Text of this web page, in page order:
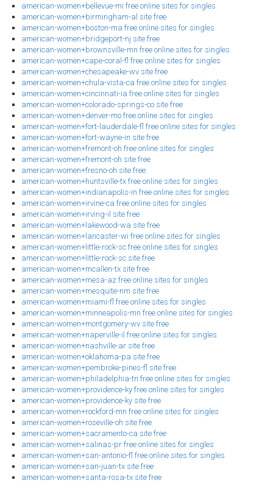
american-women+bellevue-mi free online sites for singles
american-women+birmingham-al site free
american-women+boston-ma free online sites for singles
american-women+bridgeport-nj site free
american-women+brownsville-mn free online sites for singles
american-women+cape-coral-fl free online sites for singles
american-women+chesapeake-wv site free
american-women+chula-vista-ca free online sites for singles
american-women+cincinnati-ia free online sites for singles
american-women+colorado-springs-co site free
american-women+denver-mo free online sites for singles
american-women+fort-lauderdale-fl free online sites for singles
american-women+fort-wayne-in site free
american-women+fremont-oh free online sites for singles
american-women+fremont-oh site free
american-women+fresno-oh site free
american-women+huntsville-tx free online sites for singles
american-women+indianapolis-in free online sites for singles
american-women+irvine-ca free online sites for singles
american-women+irving-il site free
american-women+lakewood-wa site free
american-women+lancaster-wi free online sites for singles
american-women+little-rock-sc free online sites for singles
american-women+little-rock-sc site free
american-women+mcallen-tx site free
american-women+mesa-az free online sites for singles
american-women+mesquite-nm site free
american-women+miami-fl free online sites for singles
american-women+minneapolis-mn free online sites for singles
american-women+montgomery-wv site free
american-women+naperville-il free online sites for singles
american-women+nashville-ar site free
american-women+oklahoma-pa site free
american-women+pembroke-pines-fl site free
american-women+philadelphia-tn free online sites for singles
american-women+providence-ky free online sites for singles
american-women+providence-ky site free
american-women+rockford-mn free online sites for singles
american-women+roseville-oh site free
american-women+sacramento-ca site free
american-women+salinas-pr free online sites for singles
american-women+san-antonio-fl free online sites for singles
american-women+san-juan-tx site free
american-women+santa-rosa-tx site free